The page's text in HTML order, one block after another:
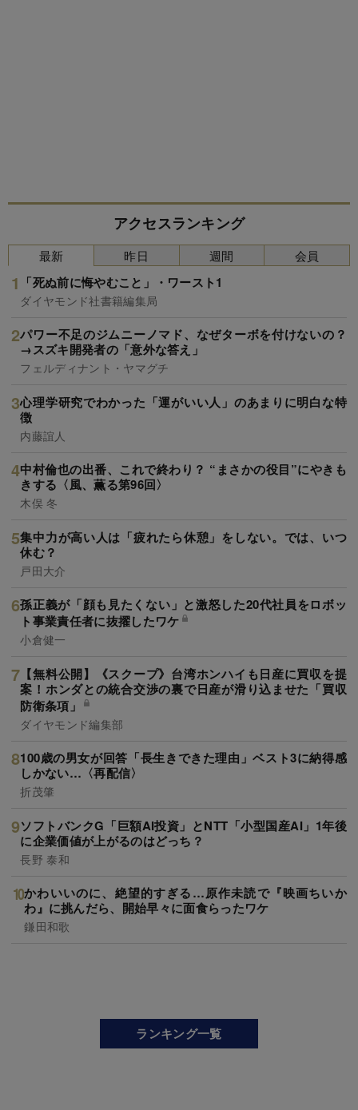
アクセスランキング
最新
「死ぬ前に悔やむこと」・ワースト1
ダイヤモンド社書籍編集局
パワー不足のジムニーノマド、なぜターボを付けないの？
→スズキ開発者の「意外な答え」
フェルディナント・ヤマグチ
心理学研究でわかった「運がいい人」のあまりに明白な特
徴
内藤誼人
中村倫也の出番、これで終わり？ “まさかの役目”にやきも
きする〈風、薫る第96回〉
木俣 冬
集中力が高い人は「疲れたら休憩」をしない。では、いつ
休む？
戸田大介
孫正義が「顔も見たくない」と激怒した20代社員をロボッ
ト事業責任者に抜擢したワケ
小倉健一
【無料公開】《スクープ》台湾ホンハイも日産に買収を提
案！ホンダとの統合交渉の裏で日産が滑り込ませた「買収
防衛条項」
ダイヤモンド編集部
100歳の男女が回答「長生きできた理由」ベスト3に納得感
しかない…〈再配信〉
折茂肇
ソフトバンクG「巨額AI投資」とNTT「小型国産AI」1年後
に企業価値が上がるのはどっち？
長野 泰和
かわいいのに、絶望的すぎる…原作未読で『映画ちいか
わ』に挑んだら、開始早々に面食らったワケ
鎌田和歌
昨日 週間 会員
ランキング一覧